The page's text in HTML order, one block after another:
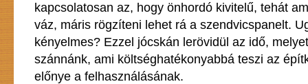
kapcsolatosan az, hogy önhordó kivitelű, tehát
váz, máris rögzíteni lehet rá a szendvicspanelt.
kényelmes? Ezzel jócskán lerövidül az idő,
szánnánk, ami költséghatékonyabbá teszi az
előnye a felhasználásának.